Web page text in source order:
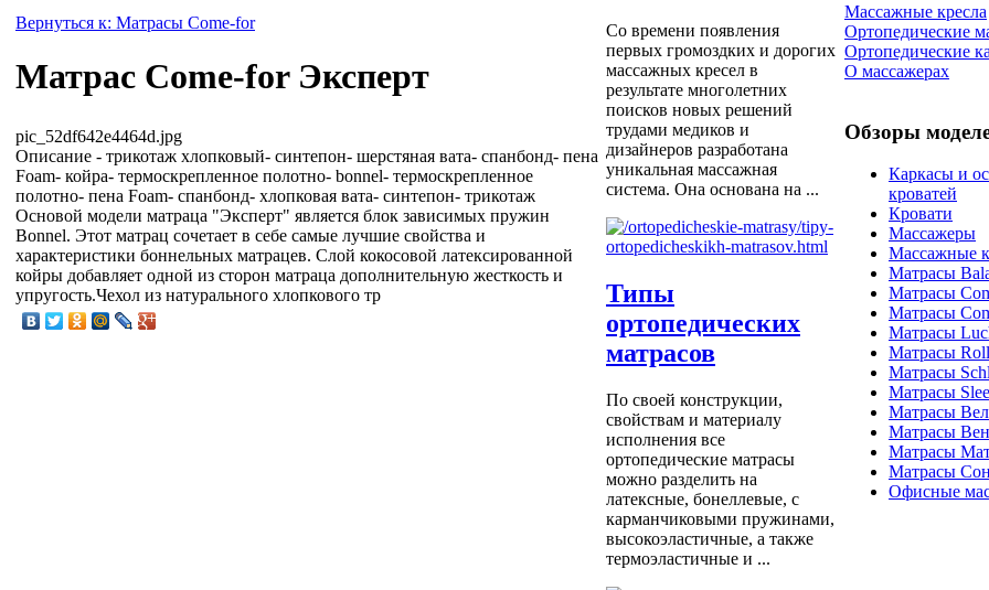
Вернуться к: Матрасы Come-for
Матрас Come-for Эксперт
pic_52df642e4464d.jpg
Описание - трикотаж хлопковый- синтепон- шерстяная вата- спанбонд- пена
Foam- койра- термоскрепленное полотно- bonnel- термоскрепленное
полотно- пена Foam- спанбонд- хлопковая вата- синтепон- трикотаж
Основой модели матраца "Эксперт" является блок зависимых пружин
Bonnel. Этот матрац сочетает в себе самые лучшие свойства и
характеристики боннельных матрацев. Слой кокосовой латексированной
койры добавляет одной из сторон матраца дополнительную жесткость и
упругость.Чехол из натурального хлопкового тр
Со времени появления
первых громоздких и дорогих
массажных кресел в
результате многолетних
поисков новых решений
трудами медиков и
дизайнеров разработана
уникальная массажная
система. Она основана на ...
Типы
ортопедических
матрасов
По своей конструкции,
свойствам и материалу
исполнения все
ортопедические матрасы
можно разделить на
латексные, бонеллевые, с
карманчиковыми пружинами,
высокоэластичные, а также
термоэластичные и ...
Массажные кресла
Ортопедические
Ортопедические
О массажерах
Обзоры
Каркасы и
кроватей
Кровати
Массажеры
Массажные
Матрасы
Матрасы
Матрасы
Матрасы
Матрасы
Матрасы
Матрасы
Матрасы
Матрасы
Матрасы
Матрасы
Офисные